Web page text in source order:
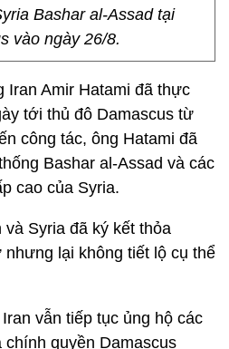
Bashar al-Assad tại
vào ngày 26/8.
Iran Amir Hatami đã thực
tới thủ đô Damascus từ
công tác, ông Hatami đã
Bashar al-Assad và các
cao của Syria.
Syria đã ký kết thỏa
lại không tiết lộ cụ thể
vẫn tiếp tục ủng hộ các
quyền Damascus